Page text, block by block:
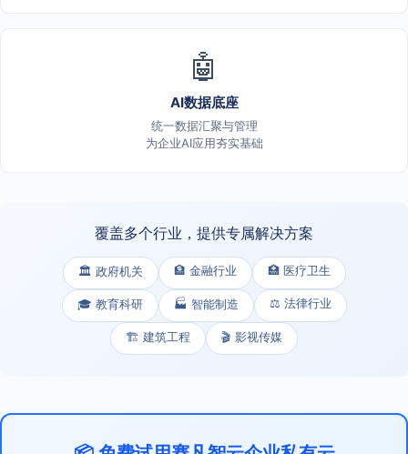
🤖
AI数据底座
统一数据汇聚与管理
为企业AI应用夯实基础
覆盖多个行业，提供专属解决方案
🏛️ 政府机关 🏦 金融行业 🏥 医疗卫生
🎓 教育科研 🏭 智能制造 ⚖️ 法律行业
🏗️ 建筑工程 🎬 影视传媒